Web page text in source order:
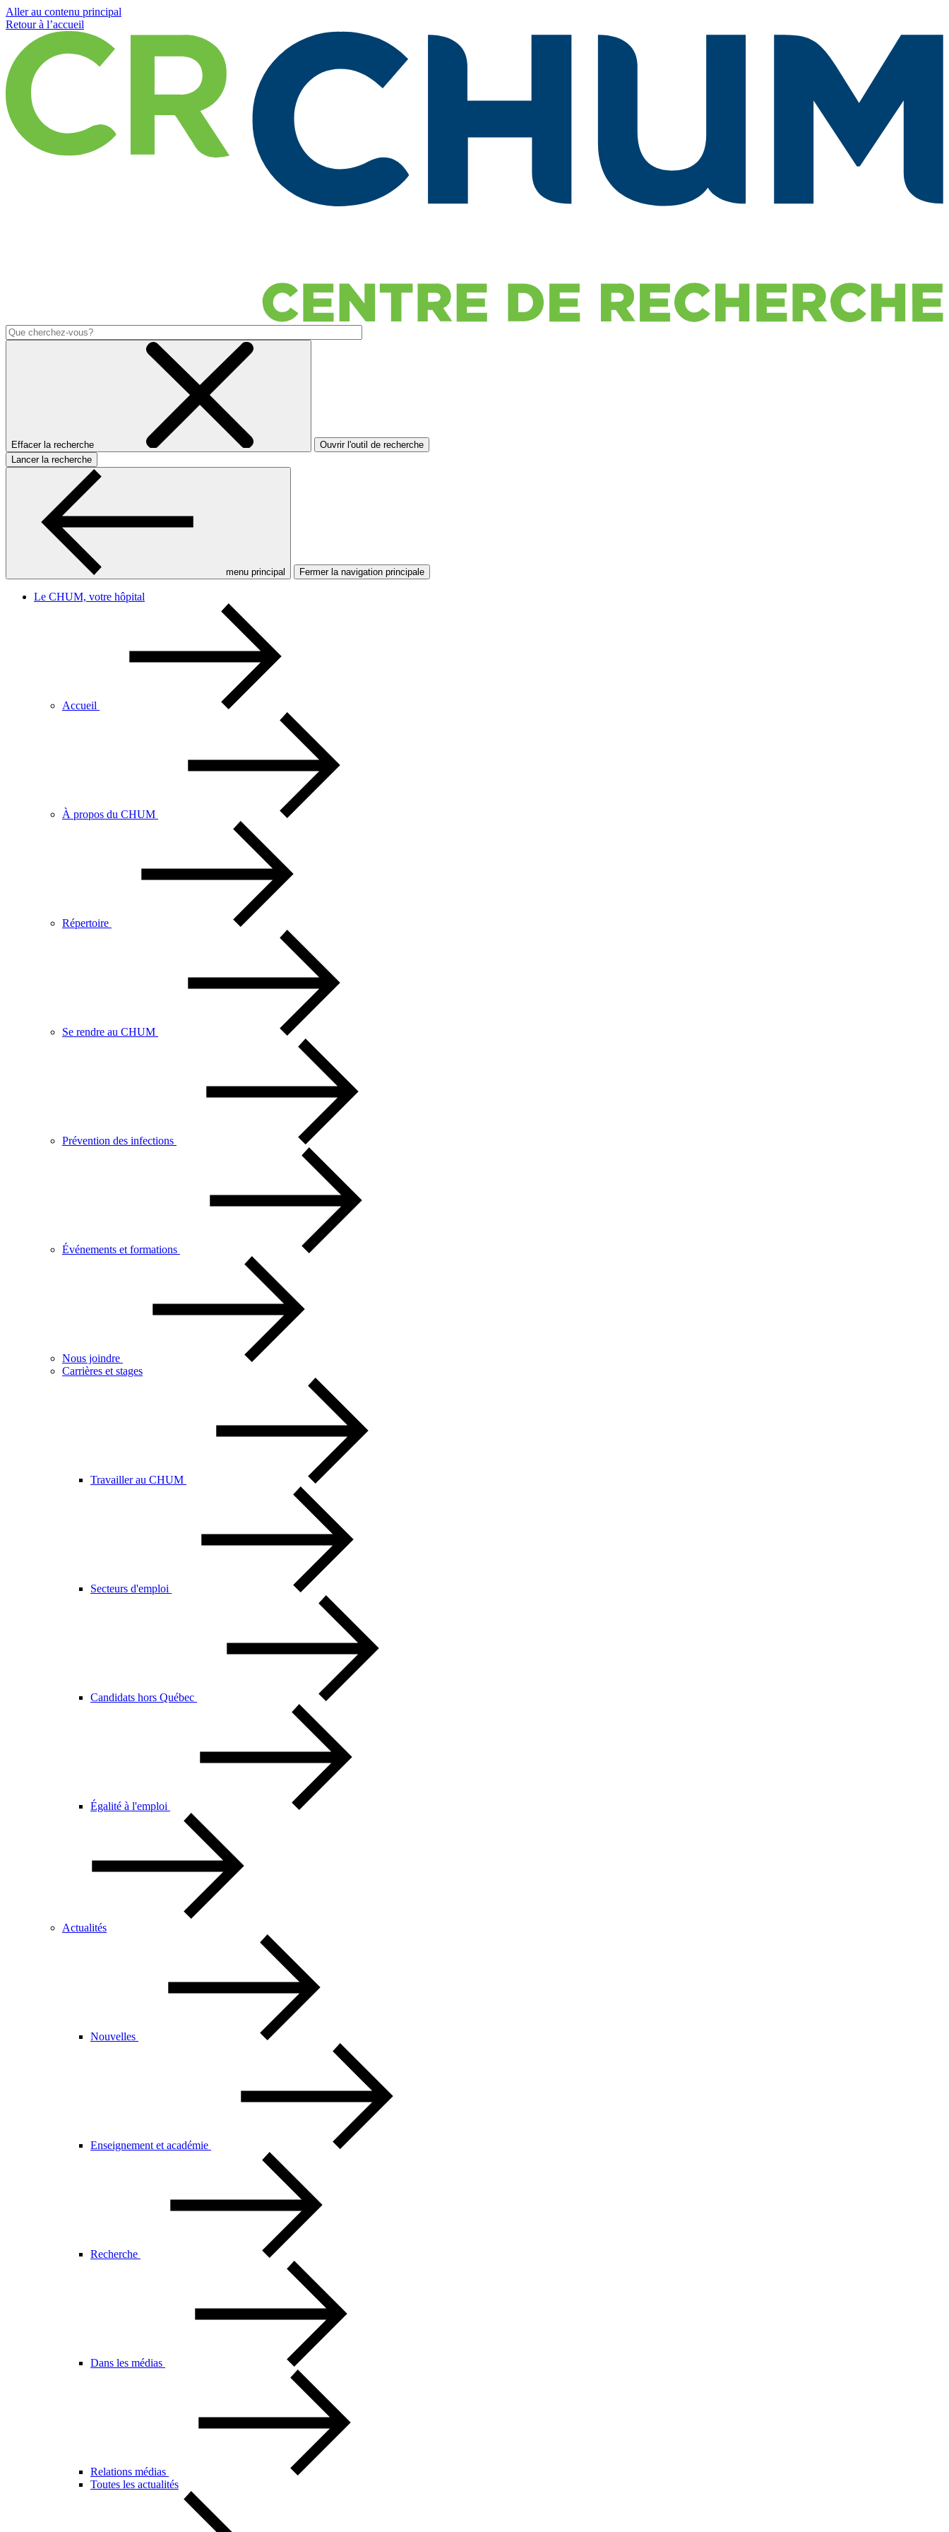
Aller au contenu principal
Retour à l’accueil
Effacer la recherche
Ouvrir l'outil de recherche
Lancer la recherche
menu principal Fermer la navigation principale
Le CHUM, votre hôpital
Accueil
À propos du CHUM
Répertoire
Se rendre au CHUM
Prévention des infections
Événements et formations
Nous joindre
Carrières et stages
Travailler au CHUM
Secteurs d'emploi
Candidats hors Québec
Égalité à l'emploi
Actualités
Nouvelles
Enseignement et académie
Recherche
Dans les médias
Relations médias
Toutes les actualités